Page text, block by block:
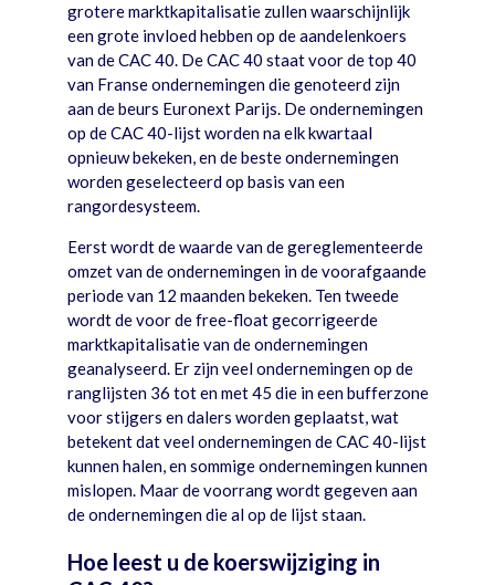
grotere marktkapitalisatie zullen waarschijnlijk
een grote invloed hebben op de aandelenkoers
van de CAC 40. De CAC 40 staat voor de top 40
van Franse ondernemingen die genoteerd zijn
aan de beurs Euronext Parijs. De ondernemingen
op de CAC 40-lijst worden na elk kwartaal
opnieuw bekeken, en de beste ondernemingen
worden geselecteerd op basis van een
rangordesysteem.
Eerst wordt de waarde van de gereglementeerde
omzet van de ondernemingen in de voorafgaande
periode van 12 maanden bekeken. Ten tweede
wordt de voor de free-float gecorrigeerde
marktkapitalisatie van de ondernemingen
geanalyseerd. Er zijn veel ondernemingen op de
ranglijsten 36 tot en met 45 die in een bufferzone
voor stijgers en dalers worden geplaatst, wat
betekent dat veel ondernemingen de CAC 40-lijst
kunnen halen, en sommige ondernemingen kunnen
mislopen. Maar de voorrang wordt gegeven aan
de ondernemingen die al op de lijst staan.
Hoe leest u de koerswijziging in